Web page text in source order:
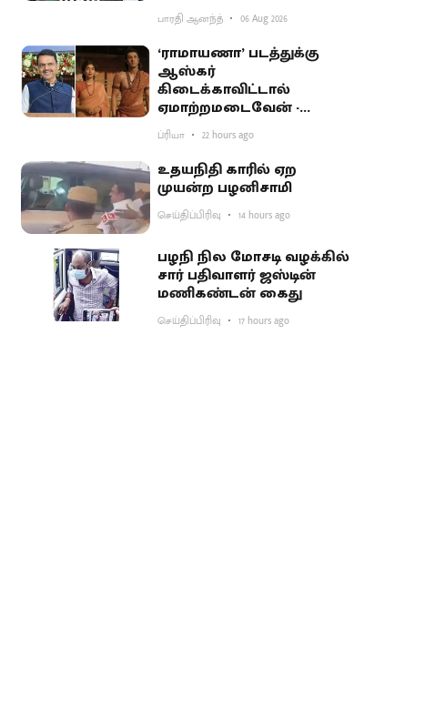
பாரதி ஆனந்த் 06 Aug 2026
‘ராமாயணா’ படத்துக்கு
ஆஸ்கர்
கிடைக்காவிட்டால்
ஏமாற்றமடைவேன் -
மகாராஷ்டிர முதல்வர்
பகிர்வு
ப்ரியா 22 hours ago
உதயநிதி காரில் ஏற
முயன்ற பழனிசாமி
செய்திப்பிரிவு 14 hours ago
பழநி நில மோசடி வழக்கில்
சார் பதிவாளர் ஜஸ்டின்
மணிகண்டன் கைது
செய்திப்பிரிவு 17 hours ago